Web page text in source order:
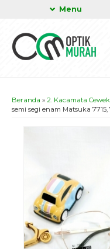
Menu
Beranda » 2. Kacamata Cewek
semi segi enam Matsuka 7715,